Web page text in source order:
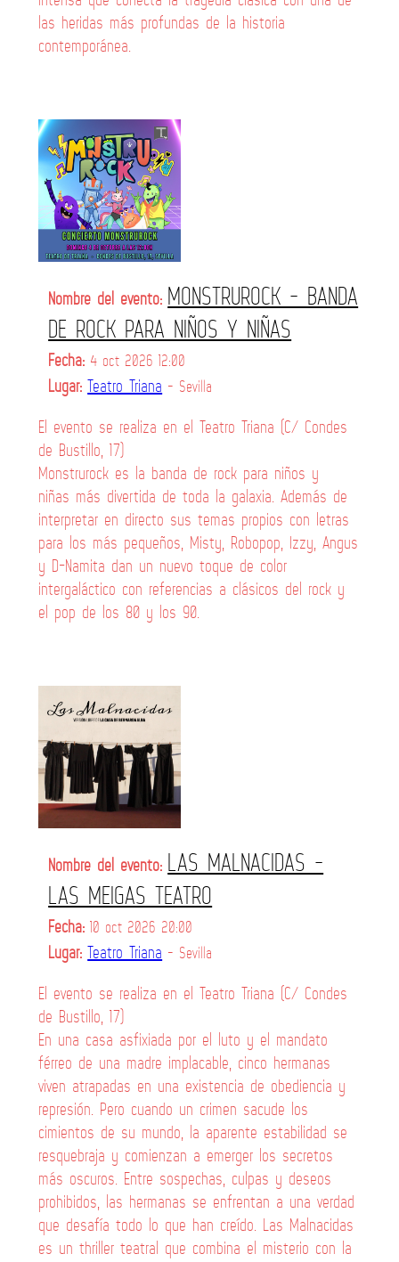
las heridas más profundas de la historia
contemporánea.
Nombre del evento: MONSTRUROCK - BANDA
DE ROCK PARA NIÑOS Y NIÑAS
Fecha: 4 oct 2026 12:00
Lugar: Teatro Triana - Sevilla
El evento se realiza en el Teatro Triana (C/ Condes
de Bustillo, 17)
Monstrurock es la banda de rock para niños y
niñas más divertida de toda la galaxia. Además de
interpretar en directo sus temas propios con letras
para los más pequeños, Misty, Robopop, Izzy, Angus
y D-Namita dan un nuevo toque de color
intergaláctico con referencias a clásicos del rock y
el pop de los 80 y los 90.
Nombre del evento: LAS MALNACIDAS -
LAS MEIGAS TEATRO
Fecha: 10 oct 2026 20:00
Lugar: Teatro Triana - Sevilla
El evento se realiza en el Teatro Triana (C/ Condes
de Bustillo, 17)
En una casa asfixiada por el luto y el mandato
férreo de una madre implacable, cinco hermanas
viven atrapadas en una existencia de obediencia y
represión. Pero cuando un crimen sacude los
cimientos de su mundo, la aparente estabilidad se
resquebraja y comienzan a emerger los secretos
más oscuros. Entre sospechas, culpas y deseos
prohibidos, las hermanas se enfrentan a una verdad
que desafía todo lo que han creído. Las Malnacidas
es un thriller teatral que combina el misterio con la